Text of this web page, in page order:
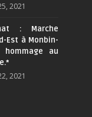
2021
: Marche
Est à Monbin-
hommage au
2021